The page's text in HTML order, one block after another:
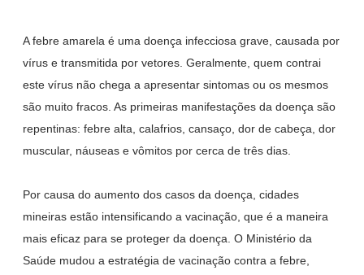
A febre amarela é uma doença infecciosa grave, causada por
vírus e transmitida por vetores. Geralmente, quem contrai
este vírus não chega a apresentar sintomas ou os mesmos
são muito fracos. As primeiras manifestações da doença são
repentinas: febre alta, calafrios, cansaço, dor de cabeça, dor
muscular, náuseas e vômitos por cerca de três dias.
Por causa do aumento dos casos da doença, cidades
mineiras estão intensificando a vacinação, que é a maneira
mais eficaz para se proteger da doença. O Ministério da
Saúde mudou a estratégia de vacinação contra a febre,